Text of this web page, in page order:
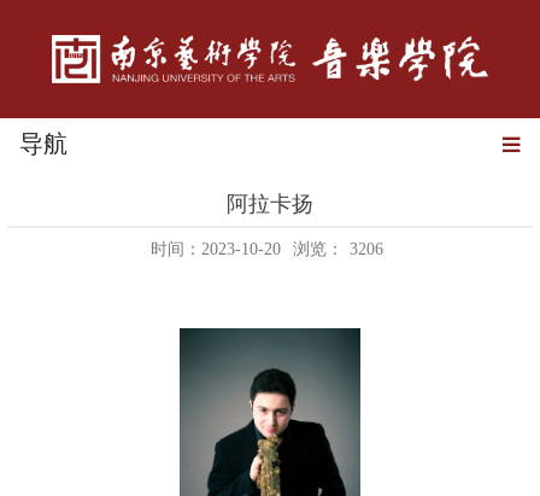
导航
阿拉卡扬
时间：2023-10-20 浏览： 3206